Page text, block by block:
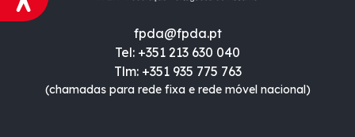
fpda@fpda.pt
Tel: +351 213 630 040
Tlm: +351 935 775 763
(chamadas para rede fixa e rede móvel nacional)